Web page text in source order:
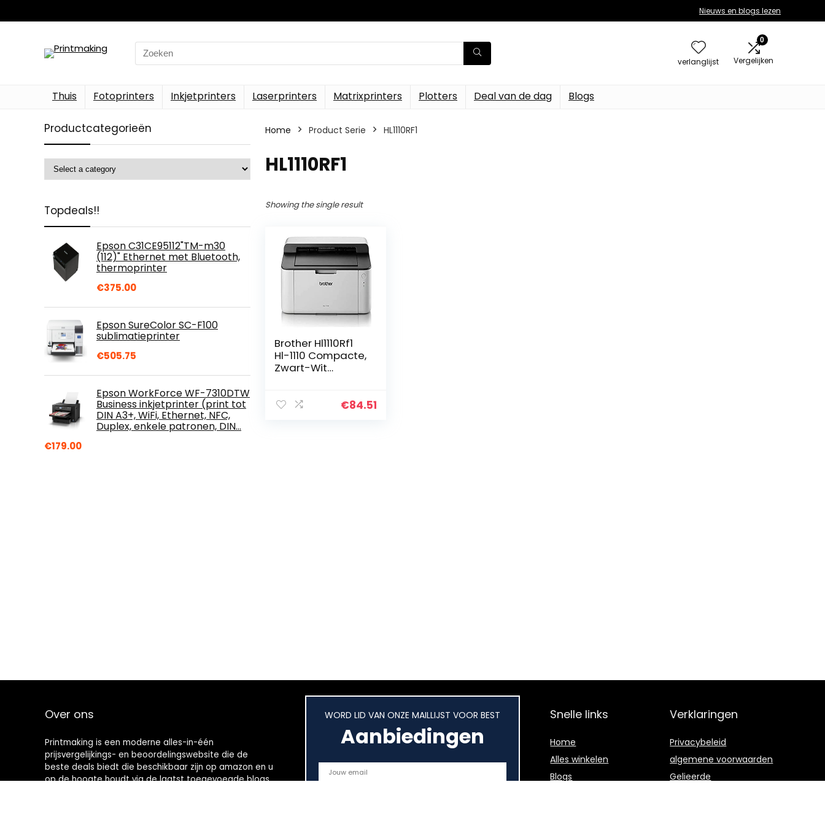
Nieuws en blogs lezen
Search
for:
verlanglijst
0
Vergelijken
Thuis Fotoprinters Inkjetprinters Laserprinters Matrixprinters Plotters Deal van de dag Blogs
Productcategorieën
Topdeals!!
Epson C31CE95112"TM-m30
(112)" Ethernet met Bluetooth,
thermoprinter
€375.00
Epson SureColor SC-F100
sublimatieprinter
€505.75
Epson WorkForce WF-7310DTW
Business inkjetprinter (print tot
DIN A3+, WiFi, Ethernet, NFC,
Duplex, enkele patronen, DIN…
€179.00
Home Product Serie ‎HL1110RF1
‎HL1110RF1
Showing the single result
Brother Hl1110Rf1
Hl-1110 Compacte,
Zwart-Wit
€84.51
Over ons
Printmaking is een moderne alles-in-één
prijsvergelijkings- en beoordelingswebsite die de
beste deals biedt die beschikbaar zijn op amazon en u
op de hoogte houdt via de laatst toegevoegde blogs.
WORD LID VAN ONZE MAILLIJST VOOR BEST
Aanbiedingen
Snelle links
Home
Alles winkelen
Blogs
Verklaringen
Privacybeleid
algemene voorwaarden
Gelieerde